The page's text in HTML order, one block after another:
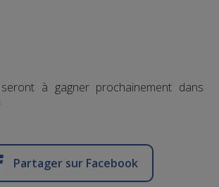
à gagner prochainement dans
Partager sur Facebook